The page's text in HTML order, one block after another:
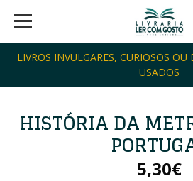
LIVROS INVULGARES, CURIOSOS
USADOS
HISTÓRIA DA
5,30€